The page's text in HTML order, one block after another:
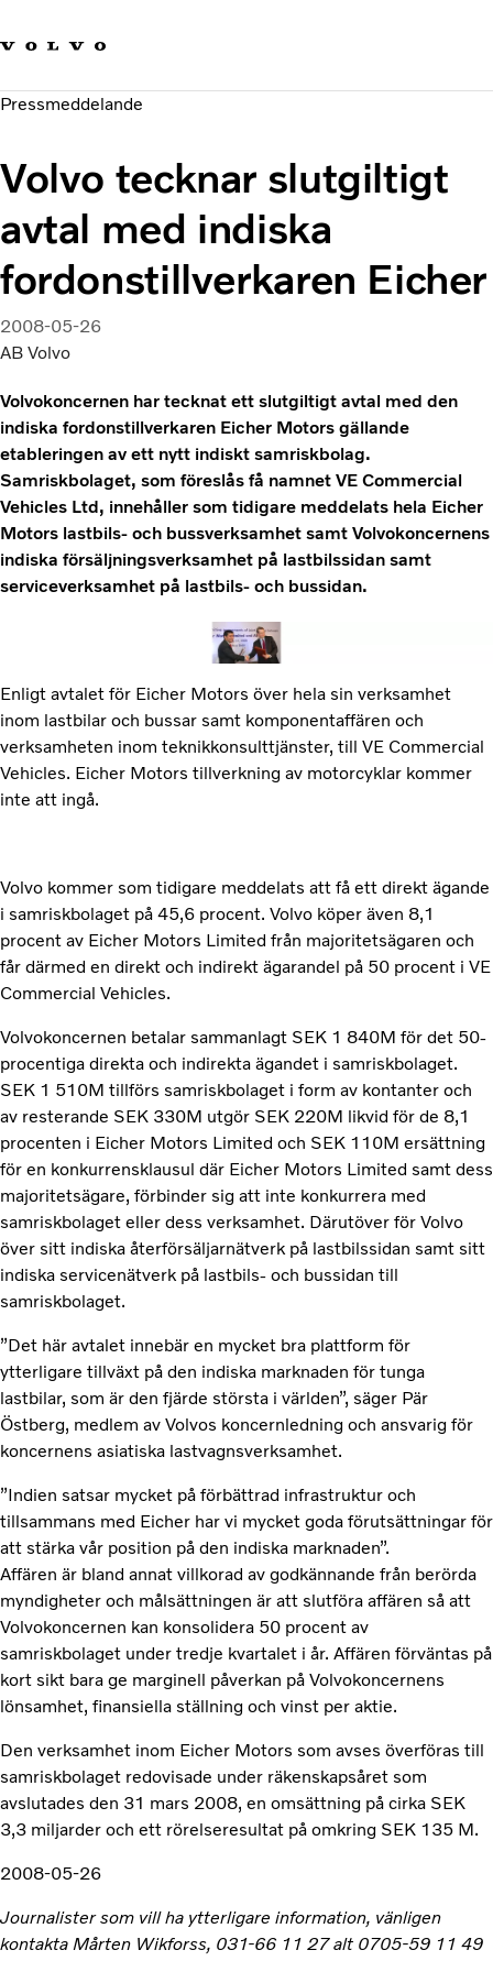
Hållbara transporter
Investerare
Pressmeddelande
Volvo tecknar slutgiltigt
avtal med indiska
fordonstillverkaren Eicher
2008-05-26
AB Volvo
Volvokoncernen har tecknat ett slutgiltigt avtal med den
indiska fordonstillverkaren Eicher Motors gällande
etableringen av ett nytt indiskt samriskbolag.
Samriskbolaget, som föreslås få namnet VE Commercial
Vehicles Ltd, innehåller som tidigare meddelats hela Eicher
Motors lastbils- och bussverksamhet samt Volvokoncernens
indiska försäljningsverksamhet på lastbilssidan samt
serviceverksamhet på lastbils- och bussidan.
Enligt avtalet för Eicher Motors över hela sin verksamhet
inom lastbilar och bussar samt komponentaffären och
verksamheten inom teknikkonsulttjänster, till VE Commercial
Vehicles. Eicher Motors tillverkning av motorcyklar kommer
inte att ingå.
Volvo kommer som tidigare meddelats att få ett direkt ägande
i samriskbolaget på 45,6 procent. Volvo köper även 8,1
procent av Eicher Motors Limited från majoritetsägaren och
får därmed en direkt och indirekt ägarandel på 50 procent i VE
Commercial Vehicles.
Volvokoncernen betalar sammanlagt SEK 1 840M för det 50-
procentiga direkta och indirekta ägandet i samriskbolaget.
SEK 1 510M tillförs samriskbolaget i form av kontanter och
av resterande SEK 330M utgör SEK 220M likvid för de 8,1
procenten i Eicher Motors Limited och SEK 110M ersättning
för en konkurrensklausul där Eicher Motors Limited samt dess
majoritetsägare, förbinder sig att inte konkurrera med
samriskbolaget eller dess verksamhet. Därutöver för Volvo
över sitt indiska återförsäljarnätverk på lastbilssidan samt sitt
indiska servicenätverk på lastbils- och bussidan till
samriskbolaget.
”Det här avtalet innebär en mycket bra plattform för
ytterligare tillväxt på den indiska marknaden för tunga
lastbilar, som är den fjärde största i världen”, säger Pär
Östberg, medlem av Volvos koncernledning och ansvarig för
koncernens asiatiska lastvagnsverksamhet.
”Indien satsar mycket på förbättrad infrastruktur och
tillsammans med Eicher har vi mycket goda förutsättningar för
att stärka vår position på den indiska marknaden”.
Affären är bland annat villkorad av godkännande från berörda
myndigheter och målsättningen är att slutföra affären så att
Volvokoncernen kan konsolidera 50 procent av
samriskbolaget under tredje kvartalet i år. Affären förväntas på
kort sikt bara ge marginell påverkan på Volvokoncernens
lönsamhet, finansiella ställning och vinst per aktie.
Den verksamhet inom Eicher Motors som avses överföras till
samriskbolaget redovisade under räkenskapsåret som
avslutades den 31 mars 2008, en omsättning på cirka SEK
3,3 miljarder och ett rörelseresultat på omkring SEK 135 M.
2008-05-26
Journalister som vill ha ytterligare information, vänligen
kontakta Mårten Wikforss, 031-66 11 27 alt 0705-59 11 49